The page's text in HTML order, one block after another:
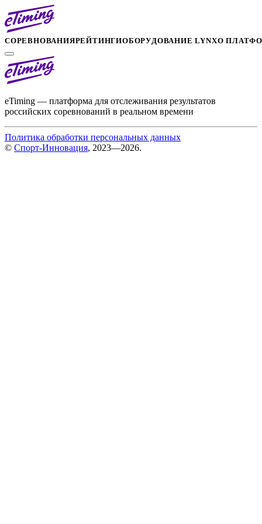
СОРЕВНОВАНИЯРЕЙТИНГИОБОРУДОВАНИЕ LYNXО
eTiming — платформа для отслеживания результатов
российских соревнований в реальном времени
Политика обработки персональных данных
© Спорт-Инновация, 2023—2026.